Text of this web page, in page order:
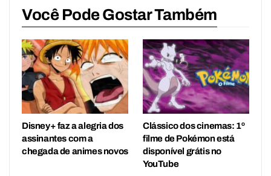
Você Pode Gostar Também
Disney+ faz a alegria dos
assinantes com a
chegada de animes novos
Clássico dos cinemas: 1º
filme de Pokémon está
disponível grátis no
YouTube